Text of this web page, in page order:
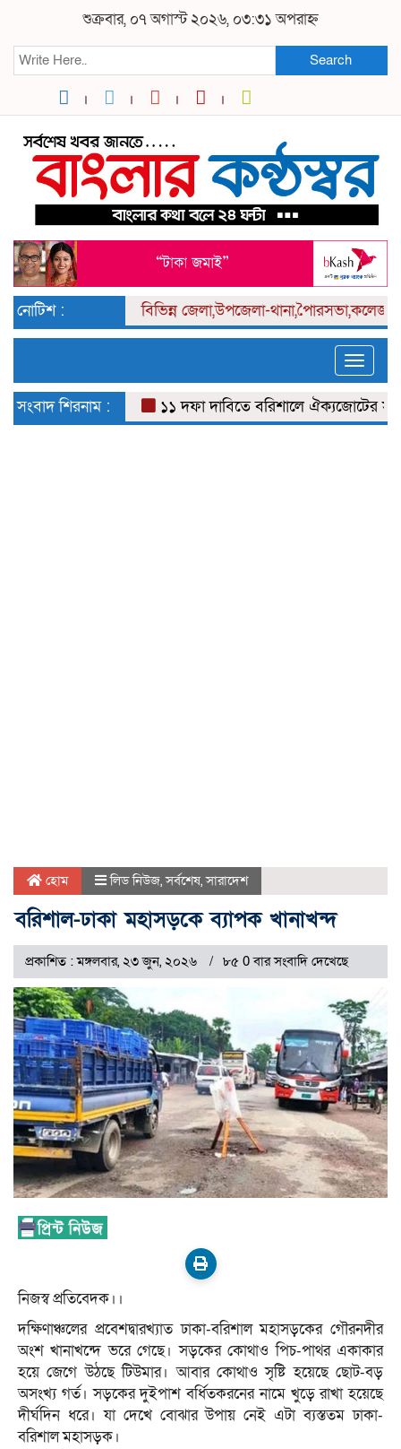
শুক্রবার, ০৭ অগাস্ট ২০২৬, ০৩:৩১ অপরাহ্ন
Search
নোটিশ : বিভিন্নজেলা,উপজেলা-থানা,পৈারসভা,কলেজ
Toggle
সংবাদ শিরনাম :
১১ দফা দাবিতে বরিশালে ঐক্যজোটের
হোম লিড নিউজ,সর্বশেষ,সারাদেশ
বরিশাল-ঢাকা মহাসড়কে ব্যাপক খানাখন্দ
প্রকাশিত : মঙ্গলবার, ২৩ জুন, ২০২৬ ৮৫ 0 বার সংবাদি দেখেছে
নিজস্ব প্রতিবেদক।।
দক্ষিণাঞ্চলের প্রবেশদ্বারখ্যাত ঢাকা-বরিশাল মহাসড়কের গৌরনদীর
অংশ খানাখন্দে ভরে গেছে। সড়কের কোথাও পিচ-পাথর একাকার
হয়ে জেগে উঠছে টিউমার। আবার কোথাও সৃষ্টি হয়েছে ছোট-বড়
অসংখ্য গর্ত। সড়কের দুইপাশ বর্ধিতকরনের নামে খুড়ে রাখা হয়েছে
দীর্ঘদিন ধরে। যা দেখে বোঝার উপায় নেই এটা ব্যস্ততম ঢাকা-
বরিশাল মহাসড়ক।